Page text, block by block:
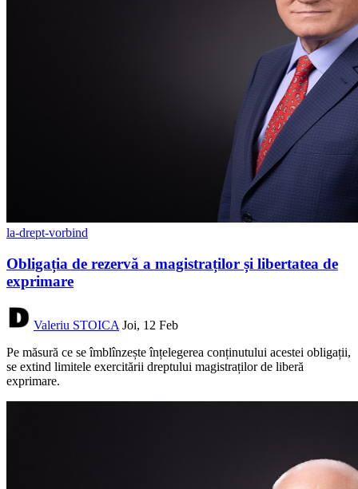
la-drept-vorbind
Obligația de rezervă a magistraților și libertatea de
exprimare
Valeriu STOICA Joi, 12 Feb
Pe măsură ce se îmblînzește înțelegerea conținutului acestei obligații,
se extind limitele exercitării dreptului magistraților de liberă
exprimare.